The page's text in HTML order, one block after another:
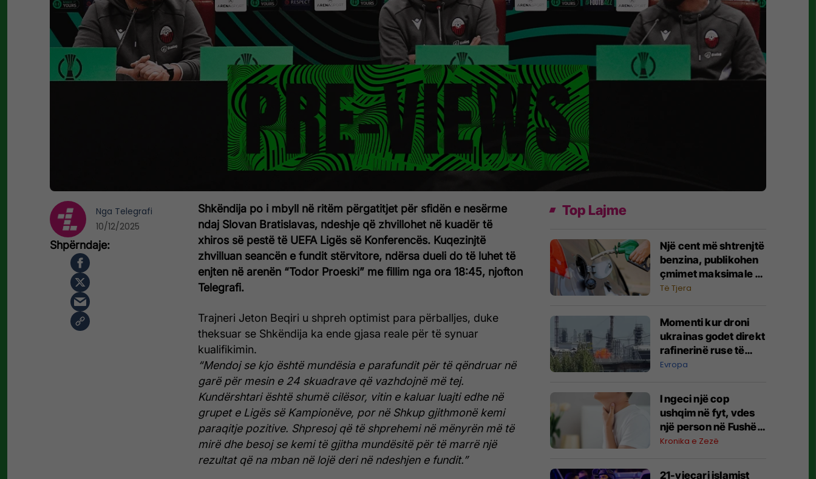
Shkëndija po i mbyll në ritëm përgatitjet për sfidën e nesërme
ndaj Slovan Bratislavas, ndeshje që zhvillohet në kuadër të
xhiros së pestë të UEFA Ligës së Konferencës. Kuqezinjtë
zhvilluan seancën e fundit stërvitore, ndërsa dueli do të luhet të
enjten në arenën “Todor Proeski” me fillim nga ora 18:45, njofton
Telegrafi.
Trajneri Jeton Beqiri u shpreh optimist para përballjes, duke
theksuar se Shkëndija ka ende gjasa reale për të synuar
kualifikimin.
“Mendoj se kjo është mundësia e parafundit për të qëndruar në
garë për mesin e 24 skuadrave që vazhdojnë më tej.
Kundërshtari është shumë cilësor, vitin e kaluar luajti edhe në
grupet e Ligës së Kampionëve, por në Shkup gjithmonë kemi
paraqitje pozitive. Shpresoj që të shprehemi në mënyrën më të
mirë dhe besoj se kemi të gjitha mundësitë për të marrë një
rezultat që na mban në lojë deri në ndeshjen e fundit.”
Nga Telegrafi
10/12/2025
Top Lajme
Një cent më shtrenjtë
benzina, publikohen
çmimet maksimale të
derivateve
Të Tjera
Momenti kur droni
ukrainas godet direkt
rafinerinë ruse të
naftës në Tyumen
Evropa
I ngeci një cop
ushqim në fyt, vdes
një person në Fushë
Kosovë
Kronika e Zezë
21-vjeçari islamist